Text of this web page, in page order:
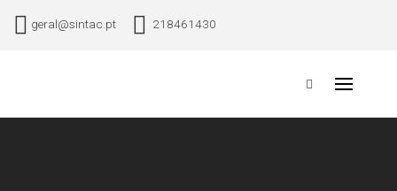
geral@sintac.pt 218461430
Primary
Menu